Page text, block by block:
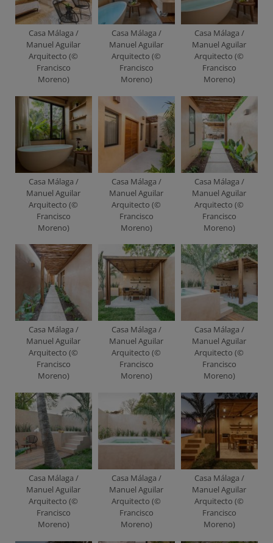
Casa Málaga /
Manuel Aguilar
Arquitecto (©
Francisco
Moreno)
Casa Málaga /
Manuel Aguilar
Arquitecto (©
Francisco
Moreno)
Casa Málaga /
Manuel Aguilar
Arquitecto (©
Francisco
Moreno)
Casa Málaga /
Manuel Aguilar
Arquitecto (©
Francisco
Moreno)
Casa Málaga /
Manuel Aguilar
Arquitecto (©
Francisco
Moreno)
Casa Málaga /
Manuel Aguilar
Arquitecto (©
Francisco
Moreno)
Casa Málaga /
Manuel Aguilar
Arquitecto (©
Francisco
Moreno)
Casa Málaga /
Manuel Aguilar
Arquitecto (©
Francisco
Moreno)
Casa Málaga /
Manuel Aguilar
Arquitecto (©
Francisco
Moreno)
Casa Málaga /
Manuel Aguilar
Arquitecto (©
Francisco
Moreno)
Casa Málaga /
Manuel Aguilar
Arquitecto (©
Francisco
Moreno)
Casa Málaga /
Manuel Aguilar
Arquitecto (©
Francisco
Moreno)